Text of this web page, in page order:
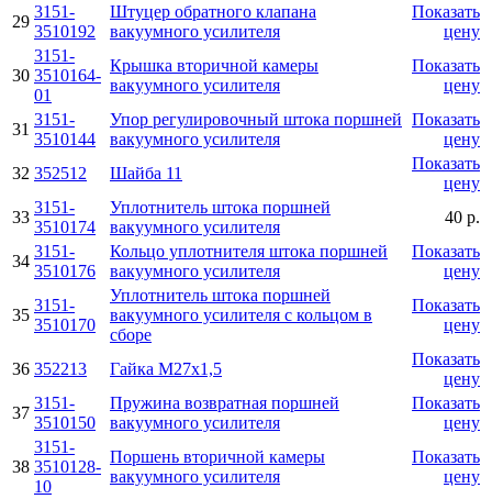
29
3151-
3510192
Штуцер обратного клапана
вакуумного усилителя
Показать
цену
30
3151-
3510164-
01
Крышка вторичной камеры
вакуумного усилителя
Показать
цену
31
3151-
3510144
Упор регулировочный штока поршней
вакуумного усилителя
Показать
цену
32 352512 Шайба 11
Показать
цену
33
3151-
3510174
Уплотнитель штока поршней
вакуумного усилителя
40 р.
34
3151-
3510176
Кольцо уплотнителя штока поршней
вакуумного усилителя
Показать
цену
35
3151-
3510170
Уплотнитель штока поршней
вакуумного усилителя с кольцом в
сборе
Показать
цену
36 352213 Гайка М27х1,5
Показать
цену
37
3151-
3510150
Пружина возвратная поршней
вакуумного усилителя
Показать
цену
38
3151-
3510128-
10
Поршень вторичной камеры
вакуумного усилителя
Показать
цену